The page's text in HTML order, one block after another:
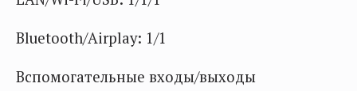
Bluetooth/Airplay: 1/1
Вспомогательные входы/выходы